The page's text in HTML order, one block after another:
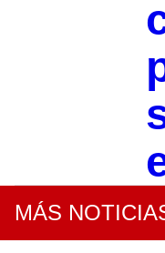
MÁS